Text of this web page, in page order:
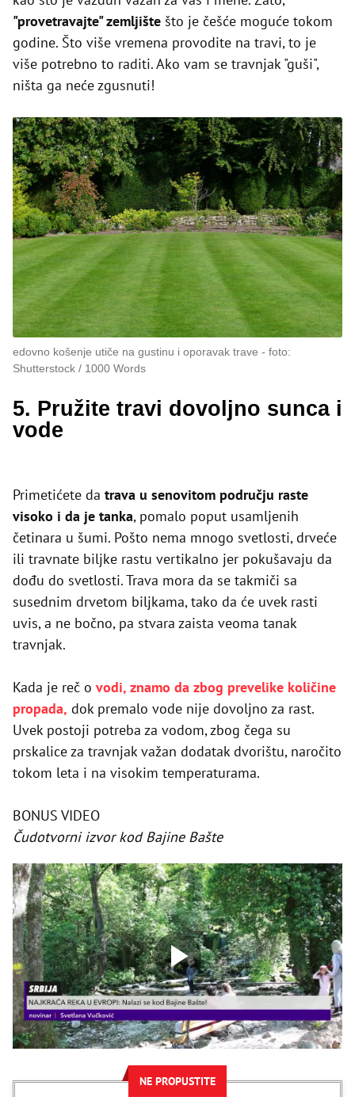
"provetravajte" zemljište što je češće moguće tokom
godine. Što više vremena provodite na travi, to je
više potrebno to raditi. Ako vam se travnjak "guši",
ništa ga neće zgusnuti!
edovno košenje utiče na gustinu i oporavak trave
foto:
Shutterstock / 1000 Words
5. Pružite travi dovoljno sunca i
vode
Primetićete da trava u senovitom području raste
visoko i da je tanka, pomalo poput usamljenih
četinara u šumi. Pošto nema mnogo svetlosti, drveće
ili travnate biljke rastu vertikalno jer pokušavaju da
dođu do svetlosti. Trava mora da se takmiči sa
susednim drvetom biljkama, tako da će uvek rasti
uvis, a ne bočno, pa stvara zaista veoma tanak
travnjak.
Kada je reč o vodi, znamo da zbog prevelike količine
propada, dok premalo vode nije dovoljno za rast.
Uvek postoji potreba za vodom, zbog čega su
prskalice za travnjak važan dodatak dvorištu, naročito
tokom leta i na visokim temperaturama.
BONUS VIDEO
Čudotvorni izvor kod Bajine Bašte
NE PROPUSTITE